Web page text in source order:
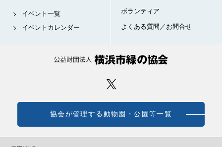
イベント一覧
イベントカレンダー
ボランティア
よくある質問／お問合せ
協会が管理する動物園・公園等一覧